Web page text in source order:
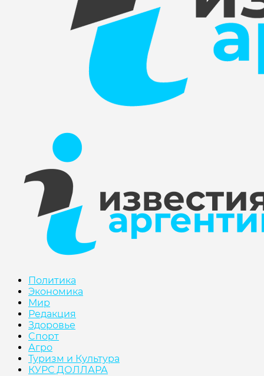
Политика
Экономика
Мир
Редакция
Здоровье
Cпорт
Агро
Туризм и Культура
КУРС ДОЛЛАРА